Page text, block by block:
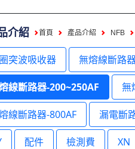
介紹 首頁 產品介紹 NFB
突波吸收器 無熔線斷路
線斷路器-200~250AF 無
線斷路器-800AF 漏電斷
配件 檢測費 XN